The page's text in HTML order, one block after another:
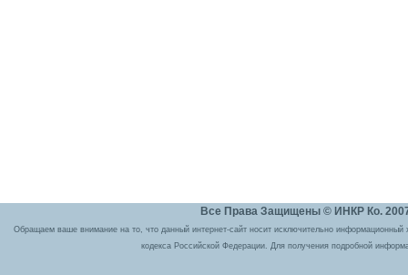
Все Права Защищены © ИНКР Ко.
Обращаем ваше внимание на то, что данный интернет-сайт носит исключительно
кодекса Российской Федерации. Для получения подробной